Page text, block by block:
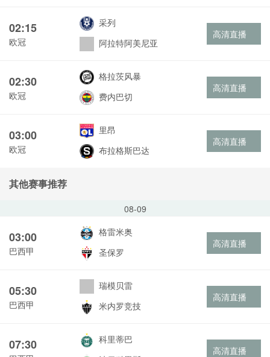
02:15
欧冠
采列
阿拉特阿美尼亚
高清直播
02:30
欧冠
格拉茨风暴
费内巴切
高清直播
03:00
欧冠
里昂
布拉格斯巴达
高清直播
其他赛事推荐
08-09
03:00
巴西甲
格雷米奥
圣保罗
高清直播
05:30
巴西甲
瑞模贝雷
米内罗竞技
高清直播
07:30
科里蒂巴
高清直播